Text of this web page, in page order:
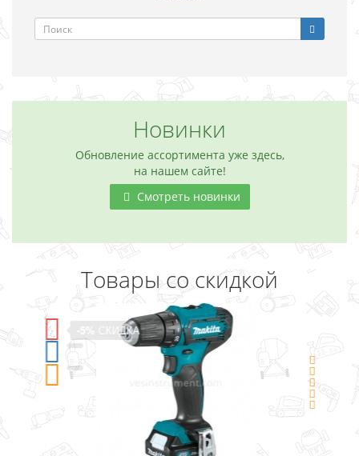
Новинки
Обновление ассортимента уже здесь,
на нашем сайте!
Смотреть новинки
Товары со скидкой
-5%СКИДКА